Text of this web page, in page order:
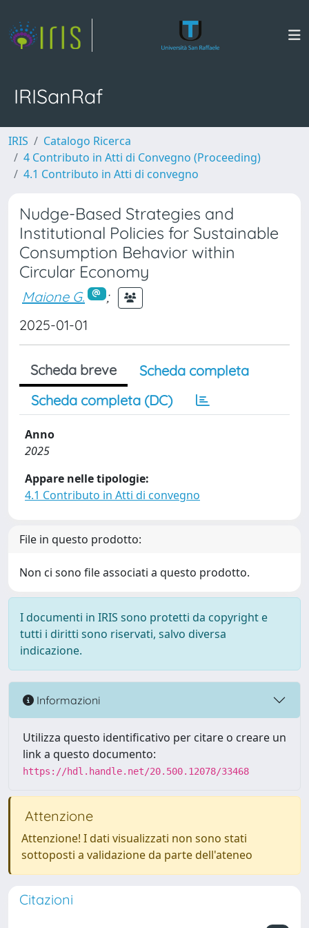
IRISanRaf
IRIS
Catalogo Ricerca
4 Contributo in Atti di Convegno (Proceeding)
4.1 Contributo in Atti di convegno
Nudge-Based Strategies and
Institutional Policies for Sustainable
Consumption Behavior within
Circular Economy
Maione G.
;
2025-01-01
Scheda breve
Scheda completa
Scheda completa (DC)
Anno
2025
Appare nelle tipologie:
4.1 Contributo in Atti di convegno
File in questo prodotto:
Non ci sono file associati a questo prodotto.
I documenti in IRIS sono protetti da copyright e
tutti i diritti sono riservati, salvo diversa
indicazione.
Informazioni
Utilizza questo identificativo per citare o creare un
link a questo documento:
https://hdl.handle.net/20.500.12078/33468
Attenzione
Attenzione! I dati visualizzati non sono stati
sottoposti a validazione da parte dell'ateneo
Citazioni